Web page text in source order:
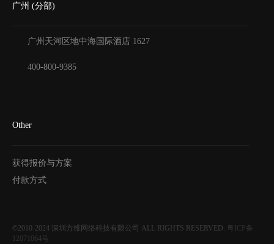
广州 (分部)
广州天河区地中海国际酒店 1627
400-800-9385
Other
获得报价与方案
付款方式
©2010-2024 深圳方维网络科技有限公司 ALL RIGHTS RESERVED.
粤ICP备
12071064号